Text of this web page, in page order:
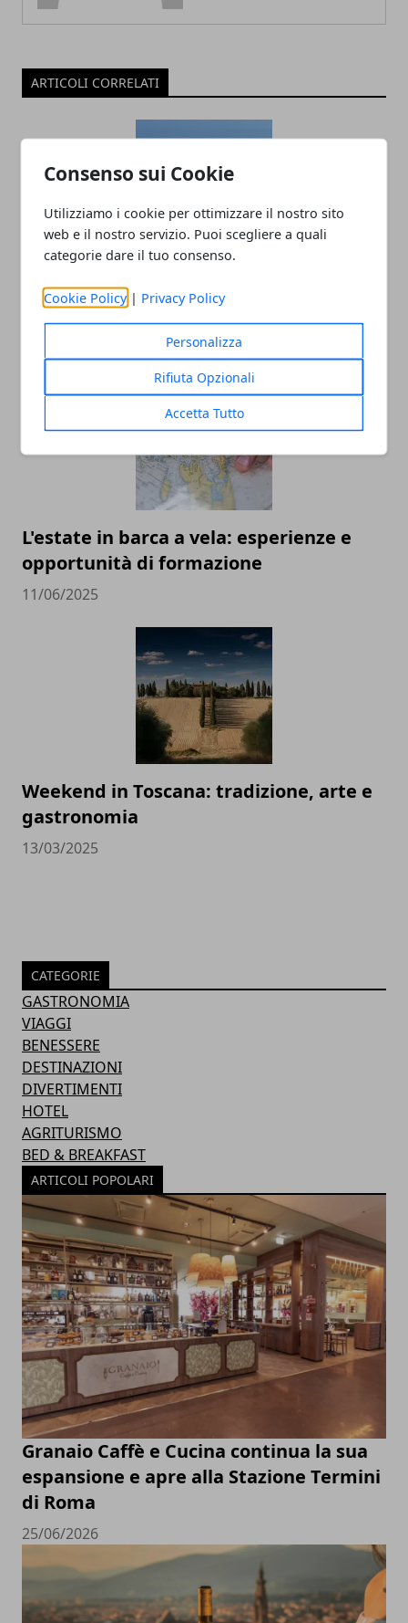
Consenso sui Cookie
Utilizziamo i cookie per ottimizzare il nostro sito
web e il nostro servizio. Puoi scegliere a quali
categorie dare il tuo consenso.
Cookie Policy | Privacy Policy
Personalizza
Rifiuta Opzionali
Accetta Tutto
ARTICOLI CORRELATI
Non solo Napoli: le migliori idee per un
week end low cost in Campania
L'estate in barca a vela: esperienze e
opportunità di formazione
11/06/2025
Weekend in Toscana: tradizione, arte e
gastronomia
13/03/2025
CATEGORIE
GASTRONOMIA
VIAGGI
BENESSERE
DESTINAZIONI
DIVERTIMENTI
HOTEL
AGRITURISMO
BED & BREAKFAST
ARTICOLI POPOLARI
Granaio Caffè e Cucina continua la sua
espansione e apre alla Stazione Termini
di Roma
25/06/2026